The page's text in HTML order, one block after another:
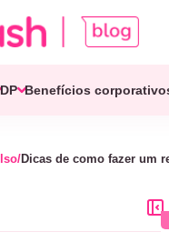
DP Benefícios
Dicas de como fazer um